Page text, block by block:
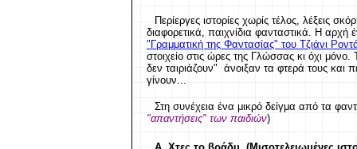
Περίεργες ιστορίες χωρίς τέλος, λέξεις
διαφορετικά, παιχνίδια φανταστικά. Η αρχή
"Γραμματική της Φαντασίας" του Τζιάνι
στοιχείο στις ώρες της Γλώσσας κι όχι
δεν ταιριάζουν" άνοιξαν τα φτερά τους
γίνουν...
Στη συνέχεια ένα μικρό δείγμα από τα
"απαντήσεις" των παιδιών)